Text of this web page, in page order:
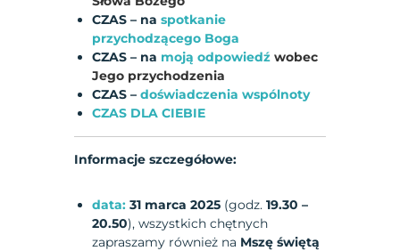
CZAS – naspotkanie
przychodzącego Boga
CZAS – na moją odpowiedź wobec
Jego przychodzenia
CZAS –doświadczenia wspólnoty
CZAS DLA CIEBIE
Informacje szczegółowe:
data: 31 marca 2025 (godz.19.30 –
20.50), wszystkich chętnych
zapraszamy również na Mszę świętą